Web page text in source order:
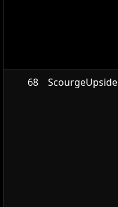
68 ScourgeUpside